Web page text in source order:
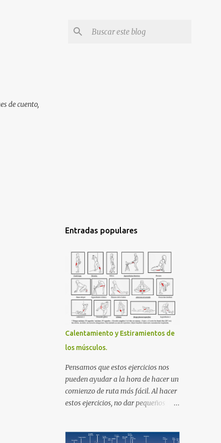
de cuento,
Entradas populares
Calentamiento y Estiramientos de
los músculos.
Pensamos que estos ejercicios nos
pueden ayudar a la hora de hacer un
comienzo de ruta más fácil. Al hacer
estos ejercicios, no dar pequeños
referencia, aquí te dejo el material